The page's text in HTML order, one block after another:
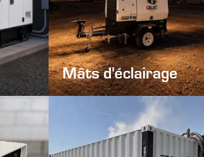
Mâts d'éclairage